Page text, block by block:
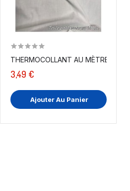
ECLAIR,...
THERMOCOLLANT AU MÈTRE, EN
3,49 €
Ajouter Au Panier